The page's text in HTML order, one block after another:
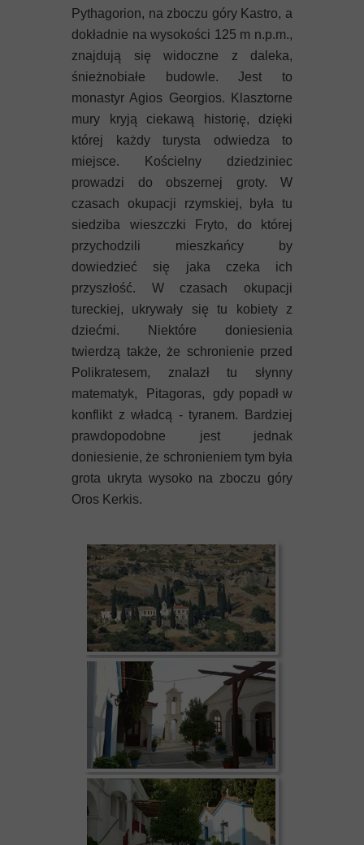
Pythagorion, na zboczu góry Kastro, a
dokładnie na wysokości 125 m n.p.m.,
znajdują się widoczne z daleka,
śnieżnobiałe budowle. Jest to
monastyr Agios Georgios. Klasztorne
mury kryją ciekawą historię, dzięki
której każdy turysta odwiedza to
miejsce. Kościelny dziedziniec
prowadzi do obszernej groty. W
czasach okupacji rzymskiej, była tu
siedziba wieszczki Fryto, do której
przychodzili mieszkańcy by
dowiedzieć się jaka czeka ich
przyszłość. W czasach okupacji
tureckiej, ukrywały się tu kobiety z
dziećmi. Niektóre doniesienia
twierdzą także, że schronienie przed
Polikratesem, znalazł tu słynny
matematyk, Pitagoras, gdy popadł w
konflikt z władcą - tyranem. Bardziej
prawdopodobne jest jednak
doniesienie, że schronieniem tym była
grota ukryta wysoko na zboczu góry
Oros Kerkis.